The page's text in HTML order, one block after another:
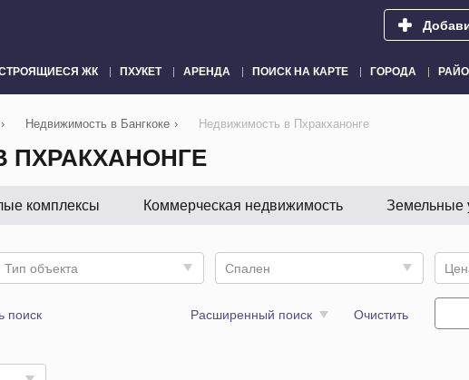
ЖК ПХУКЕТ АРЕНДА ПОИСК НА КАРТЕ ГОРОДА
› Недвижимость в Бангкоке › Недвижимость в Пхракханонге
комплексы Коммерческая недвижимость Земельные
Тип объекта Спален
поиск Расширенный поиск Очистить